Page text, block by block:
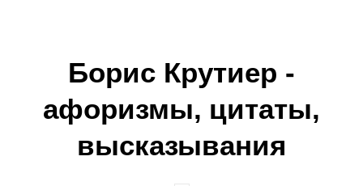
Борис Крутиер -
афоризмы, цитаты,
высказывания